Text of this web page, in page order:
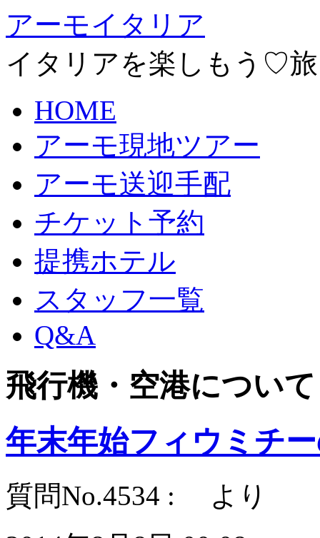
アーモイタリア
イタリアを楽しもう♡
HOME
アーモ現地ツアー
アーモ送迎手配
チケット予約
提携ホテル
スタッフ一覧
Q&A
飛行機・空港について
年末年始フィウミチ
質問No.4534 : より